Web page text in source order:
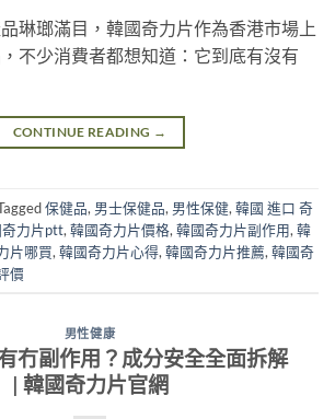
琳瑯滿目，韓國奇力片作為香港市場上
不少消費者都想知道：它到底有沒有
CONTINUE READING →
保健品, 男士保健品, 男性保健, 韓國 進口 奇
力片ptt, 韓國奇力片價格, 韓國奇力片副作用, 韓
片哪買, 韓國奇力片心得, 韓國奇力片推薦, 韓國奇
價
男性健康
冇副作用？成分安全全面拆解
| 韓國奇力片官網